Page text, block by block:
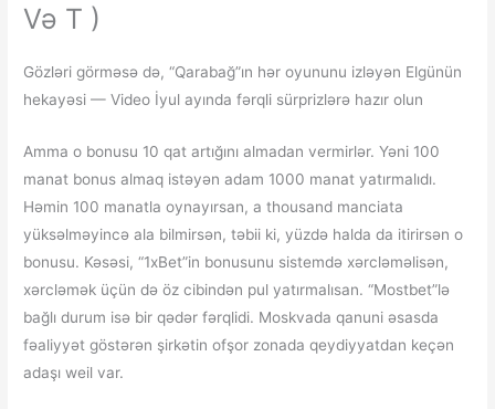
Və T )
Gözləri görməsə də, “Qarabağ”ın hər oyununu izləyən Elgünün
hekayəsi — Video İyul ayında fərqli sürprizlərə hazır olun
Amma o bonusu 10 qat artığını almadan vermirlər. Yəni 100
manat bonus almaq istəyən adam 1000 manat yatırmalıdı.
Həmin 100 manatla oynayırsan, a thousand manciata
yüksəlməyincə ala bilmirsən, təbii ki, yüzdə halda da itirirsən o
bonusu. Kəsəsi, “1xBet”in bonusunu sistemdə xərcləməlisən,
xərcləmək üçün də öz cibindən pul yatırmalısan. “Mostbet”lə
bağlı durum isə bir qədər fərqlidi. Moskvada qanuni əsasda
fəaliyyət göstərən şirkətin ofşor zonada qeydiyyatdan keçən
adaşı weil var.